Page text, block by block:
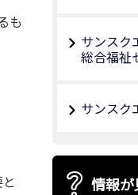
も
サンスク
総合福祉
サンス
情報